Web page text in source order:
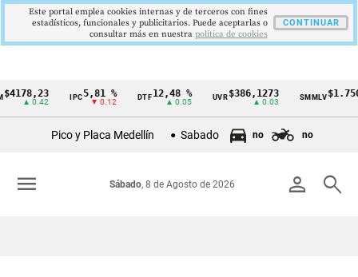
Cintillo
Colombia
0.42
IPC 5,81 %
▼ 0.12
DTF 12,48 %
▲ 0.05
UVR $386,1273
▲ 0.03
SMMLV$1.750.905
Pico y Placa Medellín Sabado no no
person search
Sábado, 8 de Agosto de 2026
menu
Este portal emplea cookies internas y de terceros con fines
estadísticos, funcionales y publicitarios. Puede aceptarlas o
consultar más en nuestra politica de cookies
CONTINUAR